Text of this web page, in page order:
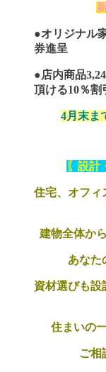
●オリジナル
券進呈
●店内商品
頂ける10％割
4月末ま
〖設計
住宅、オフィ
建物全体か
あなた
資材選びも設
住まいの
ご相